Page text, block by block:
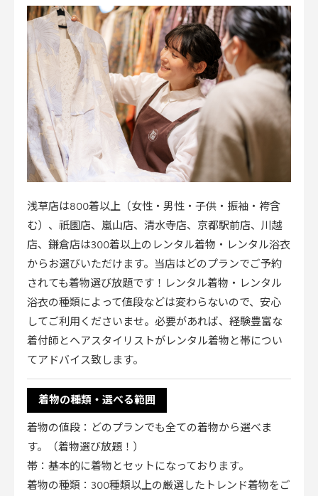
浅草店は800着以上（女性・男性・子供・振袖・袴含
む）、祇園店、嵐山店、清水寺店、京都駅前店、川越
店、鎌倉店は300着以上のレンタル着物・レンタル浴衣
からお選びいただけます。当店はどのプランでご予約
されても着物選び放題です！レンタル着物・レンタル
浴衣の種類によって値段などは変わらないので、安心
してご利用くださいませ。必要があれば、経験豊富な
着付師とヘアスタイリストがレンタル着物と帯につい
てアドバイス致します。
着物の種類・選べる範囲
着物の値段：どのプランでも全ての着物から選べま
す。（着物選び放題！）
帯：基本的に着物とセットになっております。
着物の種類：300種類以上の厳選したトレンド着物をご